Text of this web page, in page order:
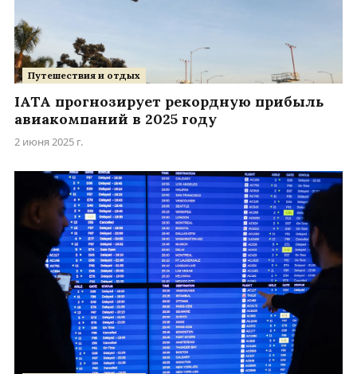
Путешествия и отдых
IATA прогнозирует рекордную прибыль
авиакомпаний в 2025 году
2 июня 2025 г.